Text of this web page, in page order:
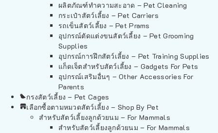
ผลิตภัณฑ์ทำความสะอาด – Pet Cleaning
กระเป๋าสัตว์เลี้ยง – Pet Carriers
รถเข็นสัตว์เลี้ยง – Pet Prams
อุปกรณ์ตัดแต่งขนสัตว์เลี้ยง – Pet Grooming
Supplies
อุปกรณ์การฝึกสัตว์เลี้ยง – Pet Training Supplies
แก็ดเจ็ตสำหรับสัตว์เลี้ยง – Gadgets For Pets
อุปกรณ์เสริมอื่นๆ – Other Accessories For
Parents
กรงสัตว์เลี้ยง – Pet Cages
เลือกซื้อตามหมวดสัตว์เลี้ยง – Shop By Pet
สำหรับสัตว์เลี้ยงลูกด้วยนม – For Mammals
สำหรับสัตว์เลี้ยงลูกด้วยนม – For Mammals